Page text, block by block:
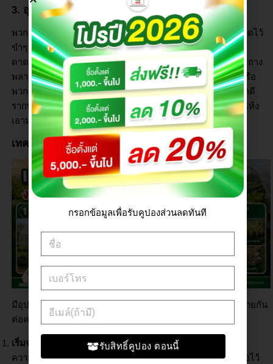
3. อุปกรณ์เตรียมดินและภาชนะปลูก
พวกจอบ เสียม คราด เล็กๆ เอาไว้พรวนดินผสมปุ๋ยอันนี้ต้องมีติดไว้
ขำๆ อยู่แล้ว แต่ทริคเด็ดสำหรับคนพื้นที่น้อย เช่น ทำฟาร์มบน
ดาดฟ้า หรือข้างบ้านทาวน์เฮาส์ แล้วไม่อยากเปลืองเงินซื้อกระถาง
พลาสติกแพงๆ แนะนำให้เปลี่ยนมาใช้ “ถุงปลูกต้นไม้แสนดี” หรือ
พวกกระสอบปลูกผักดูครับ ราคาถูกกว่ากระถางเยอะ ระบายน้ำดี
รากพืชเดินสะดวก ไม่เน่า แถมทนแดดทนฝน ใช้เสร็จซักตากแห้ง
เอามาวนใช้ใหม่ได้หลายรอบเลย
เทคนิคทำฟาร์มงบน้อย ให้ได้ผลผลิตสูง
มีอุปกรณ์ครบแล้ว มาดูทริคบริหารจัดการเงินไม่ให้งบบานปลายกัน
ต่อครับ
เริ่มจากจุดเล็กๆ แล้วค่อยขยายสเกล
ความผิดพลาดส่วนใหญ่ของมือใหม่คือใจร้อน ซื้ออุปกรณ์มารอไว้
กรอกข้อมูลเพื่อรับคูปองส่วนลดทันที
รับสิทธิ์คูปอง ตอนนี้